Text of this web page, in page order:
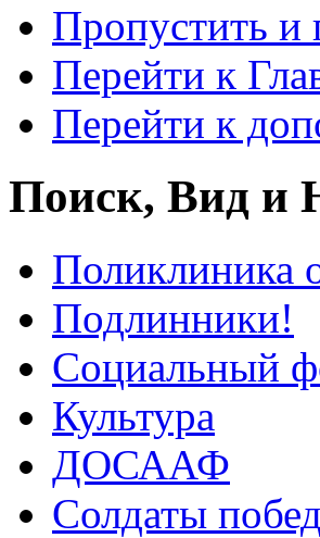
Пропустить и
Перейти к
Перейти к
Поиск, Вид и
Поликлиника
Подлинники!
Социальный
Культура
ДОСААФ
Солдаты